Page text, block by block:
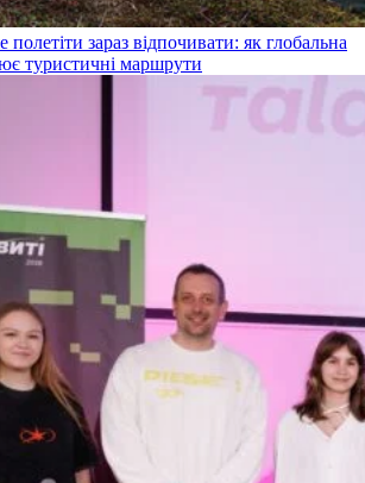
зараз відпочивати: як глобальна
туристичні маршрути